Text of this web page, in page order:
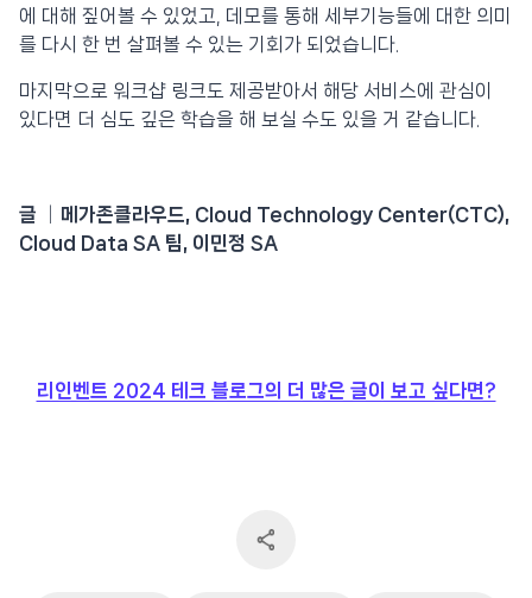
에 대해 짚어볼 수 있었고, 데모를 통해 세부기능들에 대한 의미
를 다시 한 번 살펴볼 수 있는 기회가 되었습니다.
마지막으로 워크샵 링크도 제공받아서 해당 서비스에 관심이
있다면 더 심도 깊은 학습을 해 보실 수도 있을 거 같습니다.
글 │메가존클라우드, Cloud Technology Center(CTC),
Cloud Data SA 팀, 이민정 SA
리인벤트 2024 테크 블로그의 더 많은 글이 보고 싶다면?